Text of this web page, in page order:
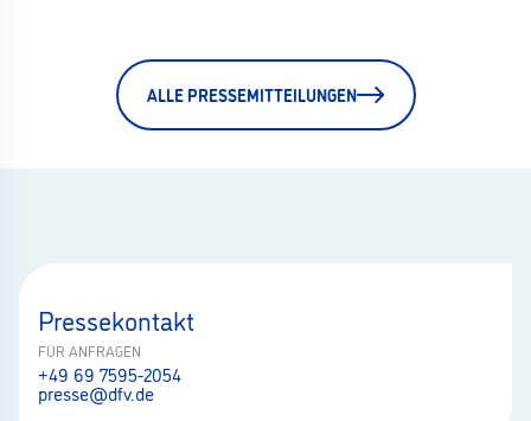
ALLE PRESSEMITTEILUNGEN
Pressekontakt
FÜR ANFRAGEN
+49 69 7595-2054
presse@dfv.de